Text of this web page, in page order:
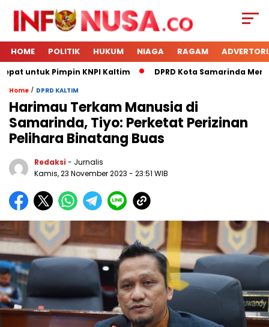
HOME POLITIK HUKUM NIAGA RAGAM
untuk Pimpin KNPI Kaltim DPRD Kota Samarinda
Home / DPRD KALTIM
Harimau Terkam Manusia di
Samarinda, Tiyo: Perketat Perizinan
Pelihara Binatang Buas
Redaksi - Jurnalis
Kamis, 23 November 2023 - 23:51 WIB